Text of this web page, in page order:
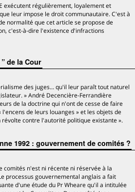
exécutent régulièrement, loyalement et
leur impose le droit communautaire. C'est à
normalité que cet article se propose de
c'est-à-dire l'existence d'infractions
de la Cour
des juges... qu'il leur paraît tout naturel
» André Decencière-Ferrandière
de la doctrine qui n'ont de cesse de faire
de leurs louanges » et les objets de
révolte contre l'autorité politique existante ».
1992 : gouvernement de comités ?
comités n'est ni récente ni réservée à la
processus gouvernemental anglais a fait
d'une étude du Pr Wheare qu'il a intitulée